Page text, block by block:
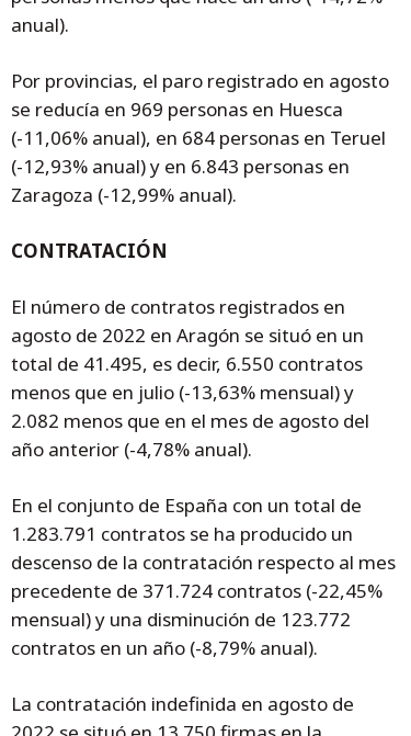
anual).
Por provincias, el paro registrado en agosto
se reducía en 969 personas en Huesca
(-11,06% anual), en 684 personas en Teruel
(-12,93% anual) y en 6.843 personas en
Zaragoza (-12,99% anual).
CONTRATACIÓN
El número de contratos registrados en
agosto de 2022 en Aragón se situó en un
total de 41.495, es decir, 6.550 contratos
menos que en julio (-13,63% mensual) y
2.082 menos que en el mes de agosto del
año anterior (-4,78% anual).
En el conjunto de España con un total de
1.283.791 contratos se ha producido un
descenso de la contratación respecto al mes
precedente de 371.724 contratos (-22,45%
mensual) y una disminución de 123.772
contratos en un año (-8,79% anual).
La contratación indefinida en agosto de